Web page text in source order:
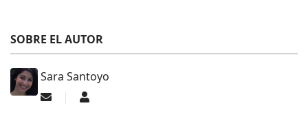
SOBRE EL AUTOR
Sara Santoyo
Suscribirse a las actualizaciones
Sara Santoyo